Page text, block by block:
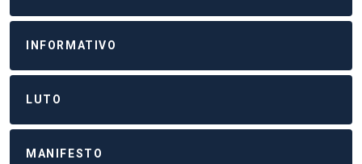
INFORMATIVO
LUTO
MANIFESTO